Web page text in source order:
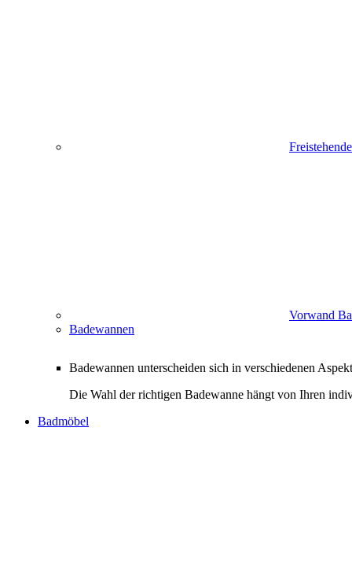
Vorwand
Badewannen
Badewannen unterscheiden sich in verschiedenen
Die Wahl der richtigen Badewanne hängt von Ihren
Badmöbel